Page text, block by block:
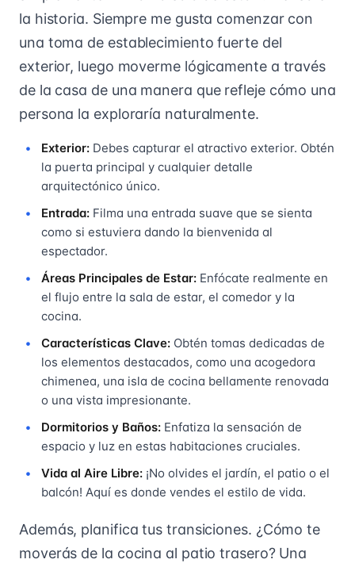
la historia. Siempre me gusta comenzar con
una toma de establecimiento fuerte del
exterior, luego moverme lógicamente a través
de la casa de una manera que refleje cómo una
persona la exploraría naturalmente.
Exterior: Debes capturar el atractivo exterior. Obtén
la puerta principal y cualquier detalle
arquitectónico único.
Entrada: Filma una entrada suave que se sienta
como si estuviera dando la bienvenida al
espectador.
Áreas Principales de Estar: Enfócate realmente en
el flujo entre la sala de estar, el comedor y la
cocina.
Características Clave: Obtén tomas dedicadas de
los elementos destacados, como una acogedora
chimenea, una isla de cocina bellamente renovada
o una vista impresionante.
Dormitorios y Baños: Enfatiza la sensación de
espacio y luz en estas habitaciones cruciales.
Vida al Aire Libre: ¡No olvides el jardín, el patio o el
balcón! Aquí es donde vendes el estilo de vida.
Además, planifica tus transiciones. ¿Cómo te
moverás de la cocina al patio trasero? Una